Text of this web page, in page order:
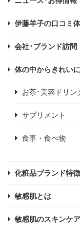
伊藤羊子の口コミ
会社･ブランド訪問
体の中からきれい
お茶･美容ドリン
サプリメント
食事・食べ物
化粧品ブランド特
敏感肌とは
敏感肌のスキンケア